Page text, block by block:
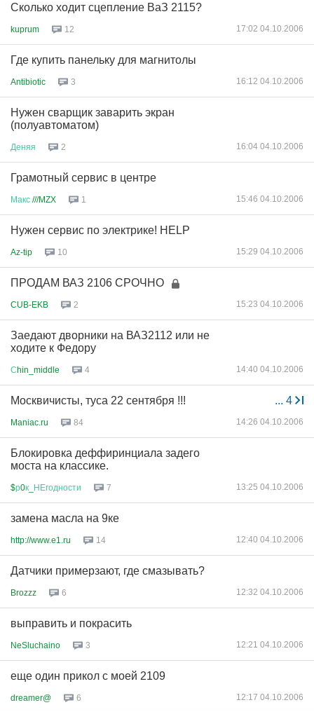
Сколько ходит сцепление ВаЗ 2115?
kuprum 12 17:02 04.10.2006
Где купить панельку для магнитолы
Antibiotic 3 16:12 04.10.2006
Нужен сварщик заварить экран
(полуавтоматом)
Деняя 2 16:04 04.10.2006
Грамотный сервис в центре
Макс ///MZX 1 15:46 04.10.2006
Нужен сервис по электрике! HELP
Az-tip 10 15:29 04.10.2006
ПРОДАМ ВАЗ 2106 СРОЧНО
CUB-EKB 2 15:23 04.10.2006
Заедают дворники на ВАЗ2112 или не
ходите к Федору
Сhin_middle 4 14:40 04.10.2006
... 4
Москвичисты, туса 22 сентября !!!
Maniac.ru 84 14:26 04.10.2006
Блокировка деффиринциала задего
моста на классике.
$р0к НЕгодности 7 13:25 04.10.2006
замена масла на 9ке
http://www.e1.ru 14 12:40 04.10.2006
Датчики примерзают, где смазывать?
Brozzz 6 12:32 04.10.2006
выправить и покрасить
NeSluchaino 3 12:21 04.10.2006
еще один прикол с моей 2109
dreamer@ 6 12:17 04.10.2006